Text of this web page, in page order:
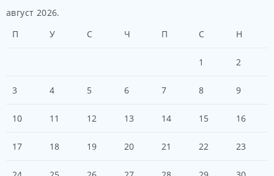
август 2026.
П
У С Ч П С Н
1 2
3 4 5 6 7 8 9
10 11 12 13 14 15 16
17 18 19 20 21 22 23